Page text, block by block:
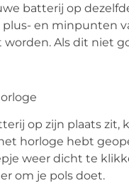
batterij op
plus- en minpunten
worden. Als dit niet
op zijn plaats zit,
horloge hebt
weer dicht te
om je pols doet.